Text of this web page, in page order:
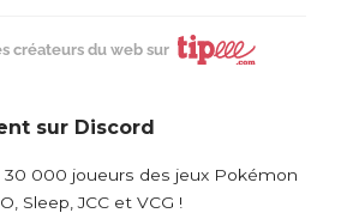
créateurs du web sur
sur Discord
30 000 joueurs des jeux Pokémon
Sleep, JCC et VCG !